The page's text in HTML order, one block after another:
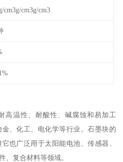
cm3g/cm3g/cm3
高温性、耐酸性、碱腐蚀和易加工
、化工、电化学等行业。石墨块的
也广泛用于太阳能电池、传感器、
、复合材料等领域。